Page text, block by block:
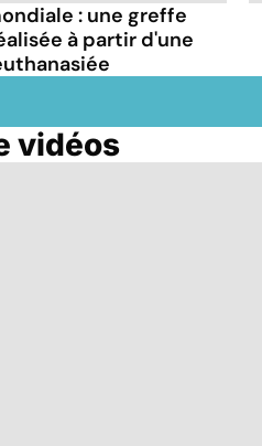
: une greffe
à partir d'une
vidéos